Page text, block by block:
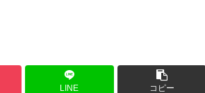
LINE コピー